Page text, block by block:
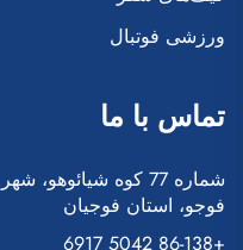
ورزشی فوتبال
تماس با ما
شماره 77 کوه
فوجو، استان فوجیان
+86-138 5042 6917